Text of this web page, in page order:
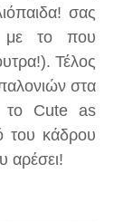
σας
με το που
Τέλος
στα
το Cute as
του κάδρου
αρέσει!